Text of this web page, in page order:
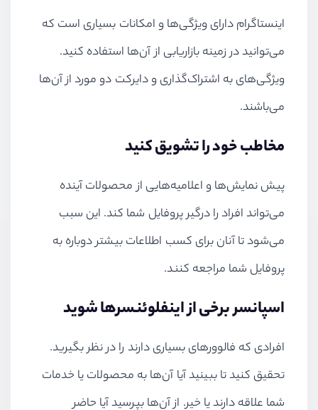
اینستاگرام دارای ویژگی‌ها و امکانات بسیاری است که
می‌توانید در زمینه بازاریابی از آن‌ها استفاده کنید.
ویژگی‌های به اشتراک‌گذاری و دایرکت دو مورد از آن‌ها
می‌باشند.
مخاطب خود را تشویق کنید
پیش نمایش‌ها و اعلامیه‌هایی از محصولات آینده
می‌تواند افراد را درگیر پروفایل شما کند. این سبب
می‌شود تا آنان برای کسب اطلاعات بیشتر دوباره به
پروفایل شما مراجعه کنند.
اسپانسر برخی از اینفلوئنسرها شوید
افرادی که فالوورهای بسیاری دارند را در نظر بگیرید.
تحقیق کنید تا ببینید آیا آن‌ها به محصولات یا خدمات
شما علاقه دارند یا خیر. از آن‌ها بپرسید آیا حاضر